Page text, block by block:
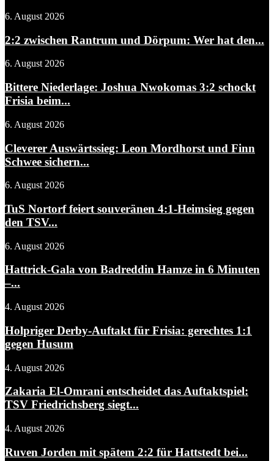
6. August 2026
2:2 zwischen Rantrum und Dörpum: Wer hat den...
6. August 2026
Bittere Niederlage: Joshua Nwokomas 3:2 schockt
Frisia beim...
6. August 2026
Cleverer Auswärtssieg: Leon Mordhorst und Finn
Schwee sichern...
6. August 2026
TuS Nortorf feiert souveränen 4:1-Heimsieg gegen
den TSV...
6. August 2026
Hattrick-Gala von Badreddin Hamze in 6 Minuten
–...
4. August 2026
Holpriger Derby-Auftakt für Frisia: gerechtes 1:1
gegen Husum
4. August 2026
Zakaria El-Omrani entscheidet das Auftaktspiel:
TSV Friedrichsberg siegt...
4. August 2026
Ruven Jorden mit spätem 2:2 für Hattstedt bei...